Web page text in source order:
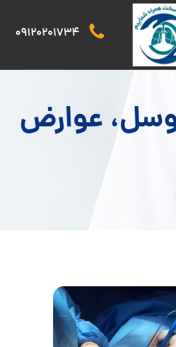
09120201734
عوارض